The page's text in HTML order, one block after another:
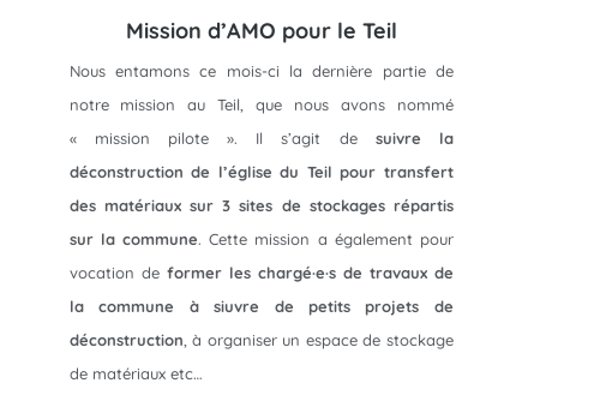
Mission d’AMO pour le Teil
Nous entamons ce mois-ci la dernière partie de
notre mission au Teil, que nous avons nommé
« mission pilote ». Il s’agit de suivre la
déconstruction de l’église du Teil pour transfert
des matériaux sur 3 sites de stockages répartis
sur la commune. Cette mission a également pour
vocation de former les chargé·e·s de travaux de
la commune à siuvre de petits projets de
déconstruction , à organiser un espace de stockage
de matériaux etc…